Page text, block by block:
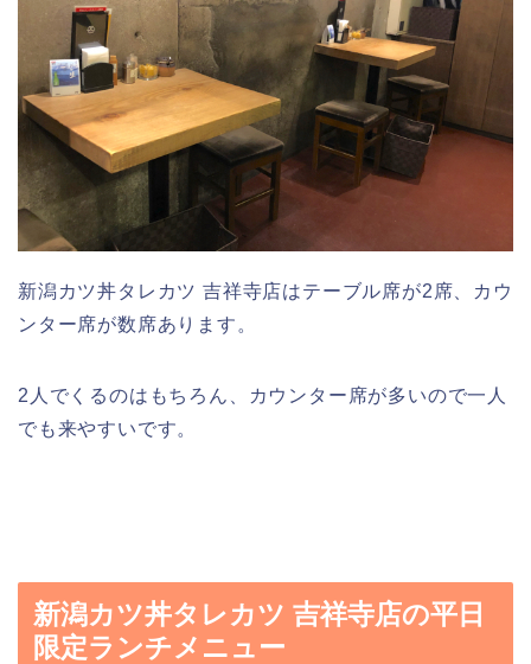
新潟カツ丼タレカツ 吉祥寺店はテーブル席が2席、カウ
ンター席が数席あります。
2人でくるのはもちろん、カウンター席が多いので一人
でも来やすいです。
新潟カツ丼タレカツ 吉祥寺店の平日
限定ランチメニュー